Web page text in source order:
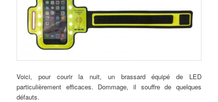
Voici, pour courir la nuit, un brassard équipé de LED
particulièrement efficaces. Dommage, il souffre de quelques
défauts.